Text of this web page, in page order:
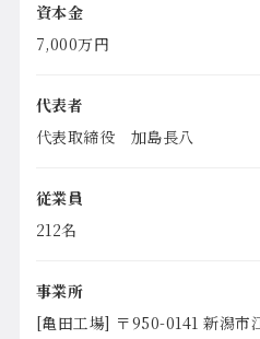
資本金
7,000万円
代表者
代表取締役 加島長八
従業員
212名
事業所
[亀田工場] 〒950-0141 新潟市